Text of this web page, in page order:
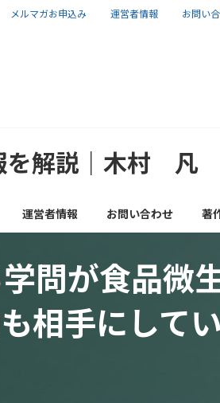
メルマガお申込み 運営者情報 お問い
を解説｜木村 凡
運営者情報 お問い合わせ 著
問が食品微
相手にして